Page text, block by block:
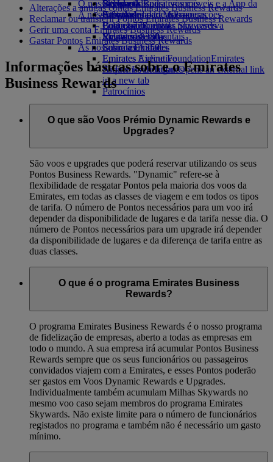
Bebidas
A nossa frota
Boeing 777
Emirates A380
Emirates A350
Emirates Executive
Esquemas de lugares
Brinquedos para crianças
Atividades para as crianças
O nosso planeta
Sustentabilidade nas operações
Política ambiental
Relatórios ambientais
As nossas comunidades
Emirates Airline FoundationEmirates
Airline Foundation Opens an external link
in a new tab
Patrocínios
Skywards Rail
Calculadora de Milhas
Login em Emirates Skywards
Skywards+
Site para dispositivos móveis e a App da
Emirates
Cancelar ou alterar uma reserva
Viagens afetadas
Sobre a Emirates
Alterações a antigas contas Emirates Business Rewards
Reclamar ou transferir Pontos Emirates Business Rewards
Gerir uma conta Emirates Business Rewards
Gastar Pontos Emirates Business Rewards
Informações básicas sobre o Emirates
Business Rewards
O que são Voos Prémio Dynamic Rewards e
Upgrades?
São voos e upgrades que poderá reservar utilizando os seus
Pontos Business Rewards. "Dynamic" refere-se à
flexibilidade de resgatar Pontos pela maioria dos voos da
Emirates, em todas as classes de viagem e em todos os tipos
de tarifa. O número de Pontos necessários para um voo irá
depender da disponibilidade de lugares e da tarifa nesse dia. O
número de Pontos necessários para um upgrade irá depender
da disponibilidade de lugares e da diferença de tarifa entre as
duas classes.
O que é o programa Emirates Business
Rewards?
O programa Emirates Business Rewards é o nosso programa
de fidelização de empresas, aberto a todas as empresas em
todo o mundo. A sua empresa irá acumular Pontos Business
Rewards sempre que os seus funcionários ou passageiros
convidados viajem com a Emirates, e esses Pontos poderão
ser gastos em Voos Dynamic Rewards e Upgrades.
Individualmente também acumulam Milhas Skywards no
mesmo voo caso sejam membros do programa Emirates
Skywards. Não existe limite para o número de funcionários
registados no programa e também não é necessário um gasto
mínimo.